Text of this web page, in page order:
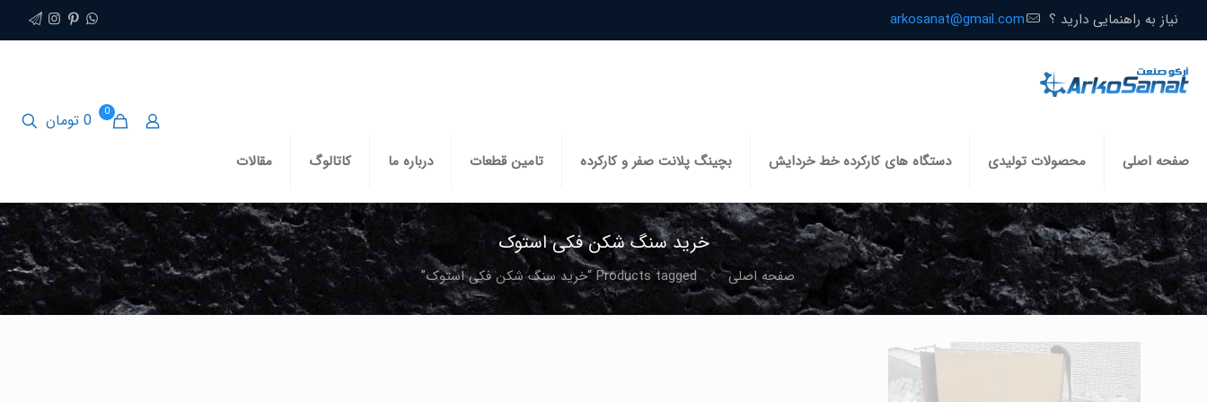
نیاز به راهنمایی دارید ؟ arkosanat@gmail.com
صفحه اصلی محصولات تولیدی دستگاه های کارکرده خط خردایش بچینگ پلانت صفر و کارکرده تامین قطعات درباره ما کاتالوگ مقالات
0 0 تومان
خرید سنگ شکن فکی استوک
صفحه اصلی Products tagged “خرید سنگ شکن فکی استوک”